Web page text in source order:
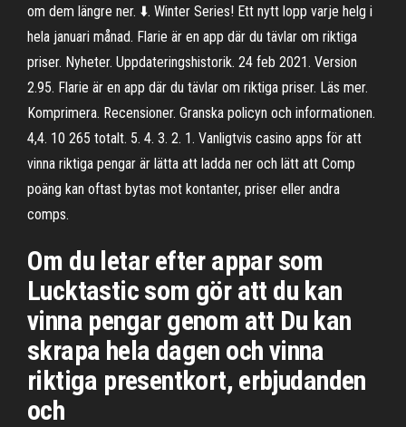
om dem längre ner. ⬇️. Winter Series! Ett nytt lopp varje helg i
hela januari månad. Flarie är en app där du tävlar om riktiga
priser. Nyheter. Uppdateringshistorik. 24 feb 2021. Version
2.95. Flarie är en app där du tävlar om riktiga priser. Läs mer.
Komprimera. Recensioner. Granska policyn och informationen.
4,4. 10 265 totalt. 5. 4. 3. 2. 1. Vanligtvis casino apps för att
vinna riktiga pengar är lätta att ladda ner och lätt att Comp
poäng kan oftast bytas mot kontanter, priser eller andra
comps.
Om du letar efter appar som
Lucktastic som gör att du kan
vinna pengar genom att Du kan
skrapa hela dagen och vinna
riktiga presentkort, erbjudanden
och